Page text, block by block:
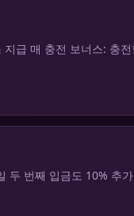
급 매 충전 보너스: 충
두 번째 입금도 10% 추